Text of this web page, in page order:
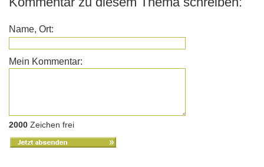
Name, Ort:
Mein Kommentar:
2000 Zeichen frei